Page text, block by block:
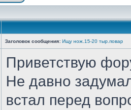
Заголовок сообщения: Ищу нож.15-20 тыр.повар
Приветствую
Не давно
встал перед